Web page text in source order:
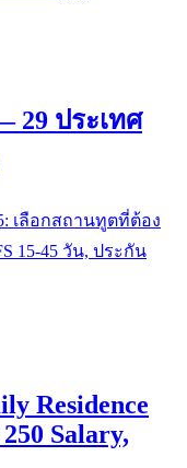
29 ประเทศ
เลือกสถานทูตที่ต้อง
15-45 วัน, ประกัน
Residence
Salary,